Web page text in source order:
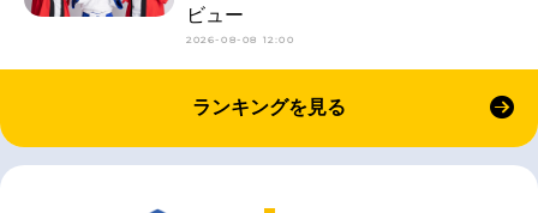
ビュー
2026-08-08 12:00
ランキングを見る